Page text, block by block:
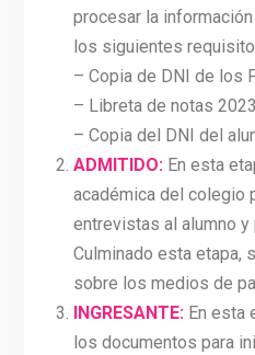
procesar la
los siguientes
– Copia de DNI de los
– Libreta de notas
– Copia del DNI del
ADMITIDO:En esta
académica del colegio
entrevistas al alumno y
Culminado esta etapa,
sobre los medios de
INGRESANTE:En esta
los documentos para